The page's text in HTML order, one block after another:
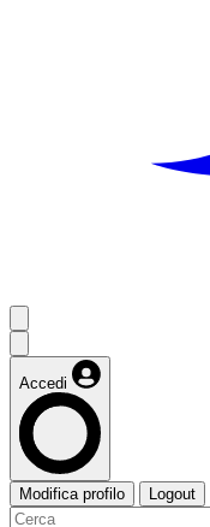
Accedi
Modifica profilo Logout